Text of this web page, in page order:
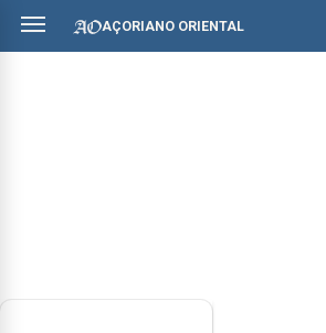
AÇORIANO ORIENTAL